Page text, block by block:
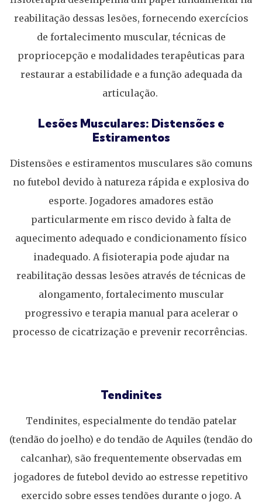
reabilitação dessas lesões, fornecendo exercícios
de fortalecimento muscular, técnicas de
propriocepção e modalidades terapêuticas para
restaurar a estabilidade e a função adequada da
articulação.
Lesões Musculares: Distensões e
Estiramentos
Distensões e estiramentos musculares são comuns
no futebol devido à natureza rápida e explosiva do
esporte. Jogadores amadores estão
particularmente em risco devido à falta de
aquecimento adequado e condicionamento físico
inadequado. A fisioterapia pode ajudar na
reabilitação dessas lesões através de técnicas de
alongamento, fortalecimento muscular
progressivo e terapia manual para acelerar o
processo de cicatrização e prevenir recorrências.
Tendinites
Tendinites, especialmente do tendão patelar
(tendão do joelho) e do tendão de Aquiles (tendão do
calcanhar), são frequentemente observadas em
jogadores de futebol devido ao estresse repetitivo
exercido sobre esses tendões durante o jogo. A